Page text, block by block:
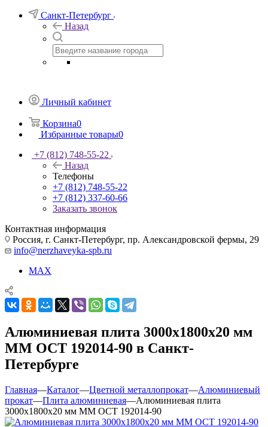
Санкт-Петербург
Назад
Личный кабинет
Корзина0
Избранные товары0
+7 (812) 748-55-22
Назад
Телефоны
+7 (812) 748-55-22
+7 (812) 337-60-66
Заказать звонок
Контактная информация
Россия, г. Санкт-Петербург, пр. Александровской фермы, 29
info@nerzhaveyka-spb.ru
MAX
Алюминиевая плита 3000х1800х20 мм
ММ ОСТ 192014-90 в Санкт-
Петербурге
Главная—Каталог—Цветной металлопрокат—Алюминиевый
прокат—Плита алюминиевая—Алюминиевая плита
3000х1800х20 мм ММ ОСТ 192014-90